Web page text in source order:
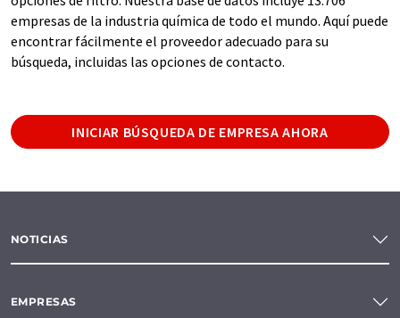
empresas de la industria química de todo el mundo. Aquí puede
encontrar fácilmente el proveedor adecuado para su
búsqueda, incluidas las opciones de contacto.
INICIAR BÚSQUEDA DE EMPRESA AHORA
NOTICIAS
EMPRESAS